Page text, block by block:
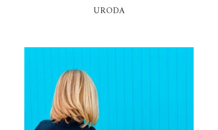
URODA